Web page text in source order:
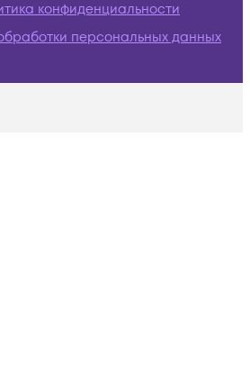
конфиденциальности
персональных данных